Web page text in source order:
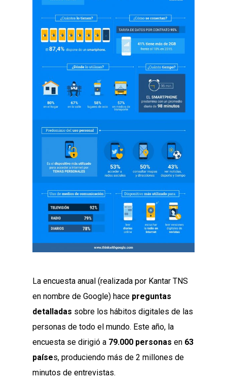
La encuesta anual (realizada por Kantar TNS
en nombre de Google) hace preguntas
detalladas sobre los hábitos digitales de las
personas de todo el mundo. Este año, la
encuesta se dirigió a 79.000 personas en 63
países, produciendo más de 2 millones de
minutos de entrevistas.